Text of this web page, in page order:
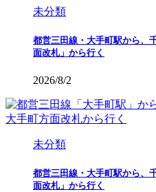
未分類
都営三田線・大手町駅から、
面改札」から行く
2026/8/2
未分類
都営三田線・大手町駅から、
面改札」から行く